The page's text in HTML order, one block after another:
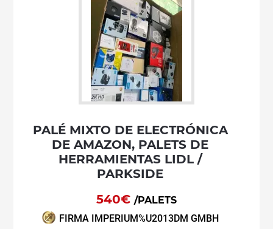
PALÉ MIXTO DE ELECTRÓNICA
DE AMAZON, PALETS DE
HERRAMIENTAS LIDL /
PARKSIDE
540€ /PALETS
FIRMA IMPERIUM%U2013DM GMBH